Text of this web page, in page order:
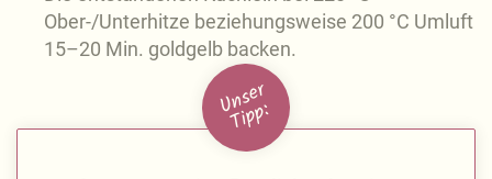
Ober-/Unterhitze beziehungsweise 200 °C Umluft
15–20 Min. goldgelb backen.
U
n
s
e
r
Ti
p
p: